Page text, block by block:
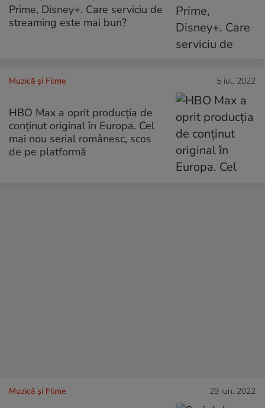
Prime, Disney+. Care serviciu de
streaming este mai bun?
Muzică și Filme 5 iul. 2022
HBO Max a oprit producția de
conținut original în Europa. Cel
mai nou serial românesc, scos
de pe platformă
Muzică și Filme 29 iun. 2022